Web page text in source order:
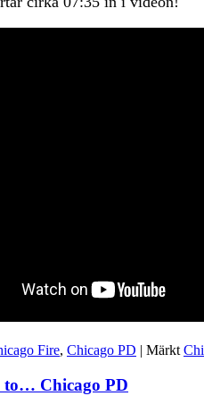
Fire, Chicago PD Märkt
to… Chicago PD